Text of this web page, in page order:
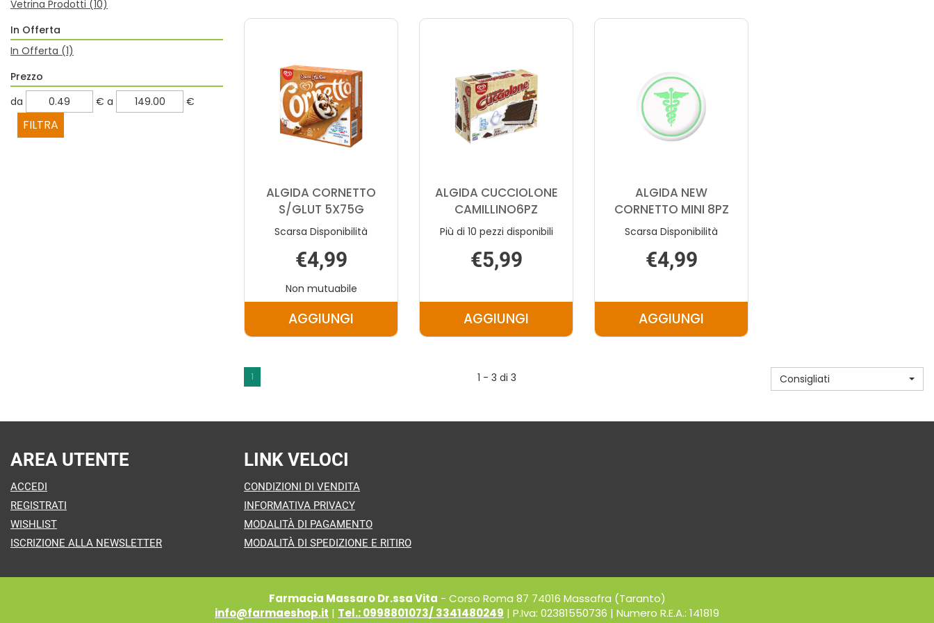
Vetrina Prodotti (10)
In Offerta
In Offerta (1)
Prezzo
filtra
da
da € filtra
a €
ALGIDA CORNETTO
S/GLUT 5X75G
Scarsa Disponibilità
€4,99
Non mutuabile
AGGIUNGIAGGIUNGI ALGIDA
ALGIDA CUCCIOLONE
CAMILLINO6PZ
Più di 10 pezzi disponibili
€5,99
AGGIUNGIAGGIUNGI ALGIDA
CARRELLO
ALGIDA NEW
CORNETTO MINI 8PZ
Scarsa Disponibilità
€4,99
AGGIUNGIAGGIUNGI ALGIDA
CARRELLO
1 1 - 3 di 3 Consigliati
AREA UTENTE
ACCEDI
REGISTRATI
WISHLIST
ISCRIZIONE ALLA NEWSLETTER
LINK VELOCI
CONDIZIONI DI VENDITA
INFORMATIVA PRIVACY
MODALITÀ DI PAGAMENTO
MODALITÀ DI SPEDIZIONE E RITIRO
Farmacia Massaro Dr.ssa Vita - Corso Roma 87 74016 Massafra (Taranto)
info@farmaeshop.it | Tel.: 0998801073/ 3341480249 | P.Iva: 02381550736 | Numero R.E.A.: 141819